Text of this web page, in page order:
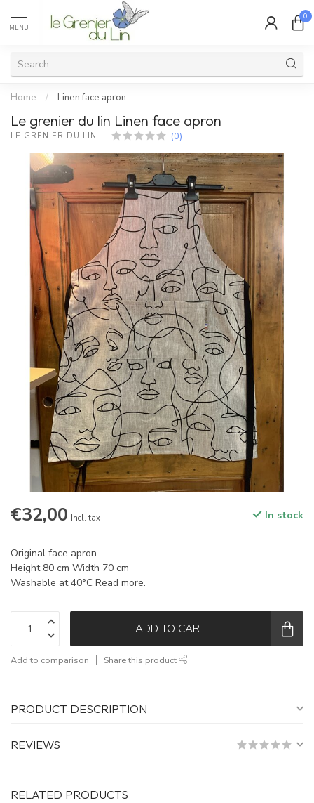
MENU
0
Home / Linen face apron
Le grenier du lin Linen face apron
LE GRENIER DU LIN (0)
€32,00 Incl. tax In stock
Original face apron
Height 80 cm Width 70 cm
Washable at 40°C Read more.
ADD TO CART
Add to comparison Share this product
PRODUCT DESCRIPTION
REVIEWS
RELATED PRODUCTS